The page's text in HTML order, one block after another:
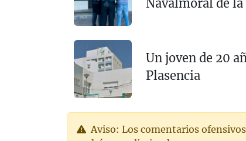
Navalmoral de la
Un joven de 20
Plasencia
Aviso: Los comentarios